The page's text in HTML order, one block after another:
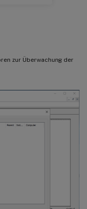
zur Überwachung der